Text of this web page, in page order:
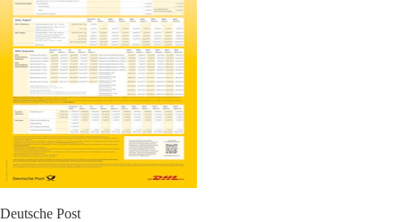
Deutsche Post